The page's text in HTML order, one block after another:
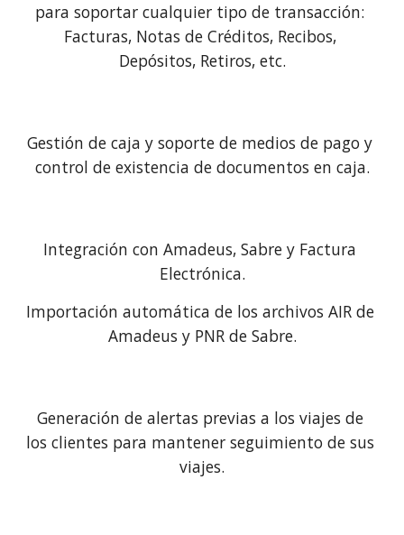
para soportar cualquier tipo de transacción:
Facturas, Notas de Créditos, Recibos,
Depósitos, Retiros, etc.
Gestión de caja y soporte de medios de pago y
control de existencia de documentos en caja.
Integración con Amadeus, Sabre y Factura
Electrónica.
Importación automática de los archivos AIR de
Amadeus y PNR de Sabre.
Generación de alertas previas a los viajes de
los clientes para mantener seguimiento de sus
viajes.